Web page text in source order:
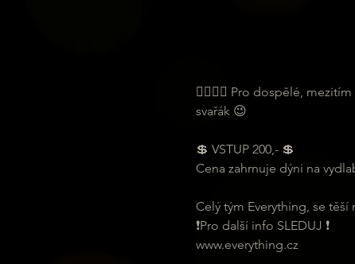
🙆‍♂️💁‍♀️ Pro dospělé,
svařák 😉
💲 VSTUP 200,- 💲
Cena zahrnuje dýni na
Celý tým Everything, se těší
❗️Pro další info SLEDUJ ❗️
www.everything.cz